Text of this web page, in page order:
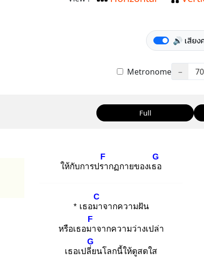
🔊 เสียง
Metronome − 70
Full
ให้กับการปรา
F
กฏกายของเธอ
G
* เธอมา
C
จากความฝัน
หรือเธอมา
F
จากความว่างเปล่า
เธอเปลี่ย
G
นโลกนี้ให้ดูสดใส